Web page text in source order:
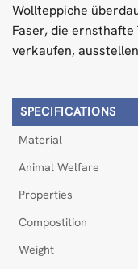
Wollteppiche
Faser, die
verkaufen,
SPECIFICATIONS
Material
Animal Welfare
Properties
Compostition
Weight